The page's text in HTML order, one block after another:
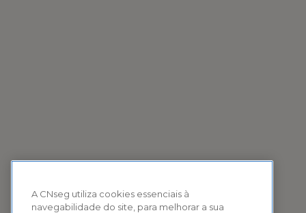
A CNseg utiliza cookies essenciais à
navegabilidade do site, para melhorar a sua